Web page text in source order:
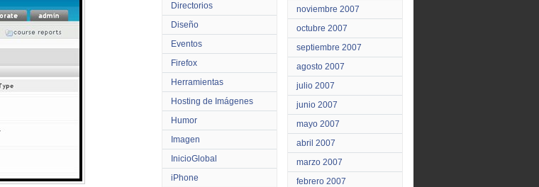
Directorios
Diseño
Eventos
Firefox
Herramientas
Hosting de Imágenes
Humor
Imagen
InicioGlobal
iPhone
noviembre 2007
octubre 2007
septiembre 2007
agosto 2007
julio 2007
junio 2007
mayo 2007
abril 2007
marzo 2007
febrero 2007